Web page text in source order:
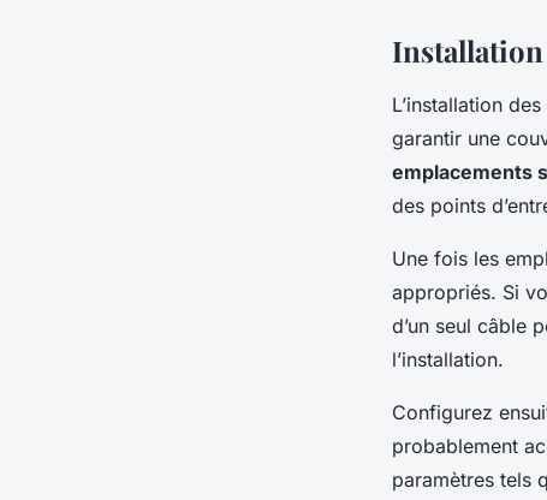
Installation
L’installation
garantir une
emplacements
des points
Une fois les
appropriés. Si
d’un seul câble
l’installation.
Configurez
probablement
paramètres tels